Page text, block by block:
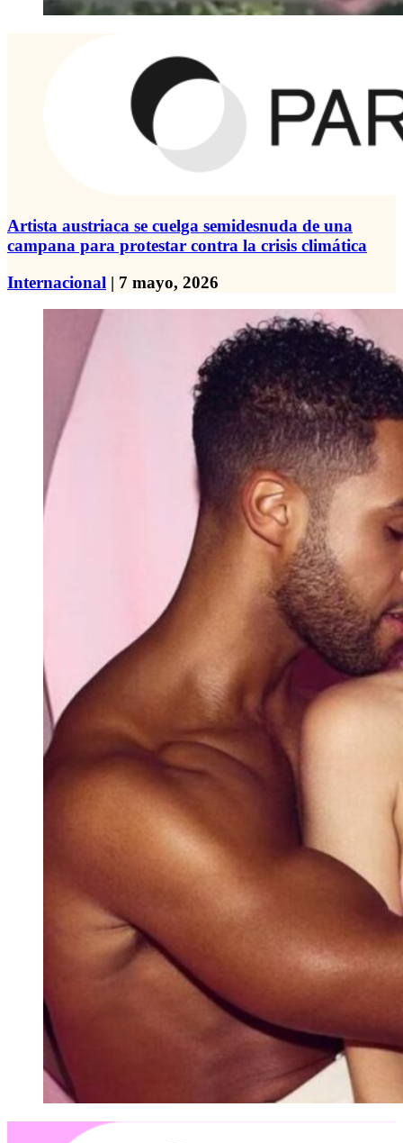
Artista austriaca se cuelga semidesnuda de una
campana para protestar contra la crisis climática
Internacional | 7 mayo, 2026